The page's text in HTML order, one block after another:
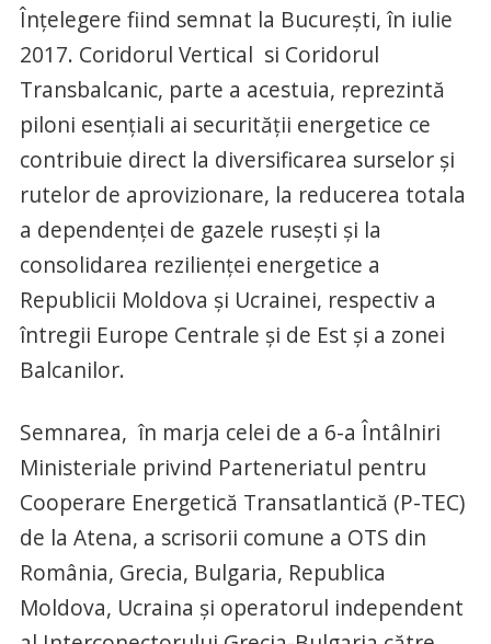
Înțelegere fiind semnat la București, în iulie
2017. Coridorul Vertical si Coridorul
Transbalcanic, parte a acestuia, reprezintă
piloni esențiali ai securității energetice ce
contribuie direct la diversificarea surselor și
rutelor de aprovizionare, la reducerea totala
a dependenței de gazele rusești și la
consolidarea rezilienței energetice a
Republicii Moldova și Ucrainei, respectiv a
întregii Europe Centrale și de Est și a zonei
Balcanilor.
Semnarea, în marja celei de a 6-a Întâlniri
Ministeriale privind Parteneriatul pentru
Cooperare Energetică Transatlantică (P-TEC)
de la Atena, a scrisorii comune a OTS din
România, Grecia, Bulgaria, Republica
Moldova, Ucraina și operatorul independent